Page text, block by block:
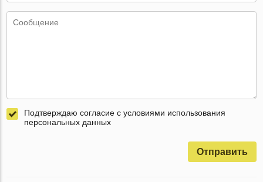
Подтверждаю согласие с условиями использования
персональных данных
Отправить